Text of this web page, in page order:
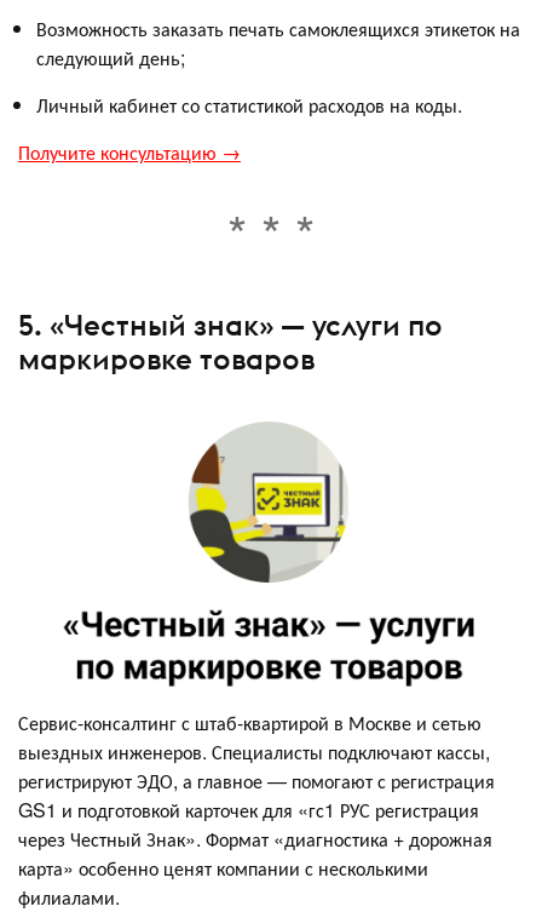
Возможность заказать печать самоклеящихся этикеток на
следующий день;
Личный кабинет со статистикой расходов на коды.
Получите консультацию →
5. «Честный знак» — услуги по
маркировке товаров
Сервис-консалтинг с штаб-квартирой в Москве и сетью
выездных инженеров. Специалисты подключают кассы,
регистрируют ЭДО, а главное — помогают с регистрация
GS1 и подготовкой карточек для «гс1 РУС регистрация
через Честный Знак». Формат «диагностика + дорожная
карта» особенно ценят компании с несколькими
филиалами.